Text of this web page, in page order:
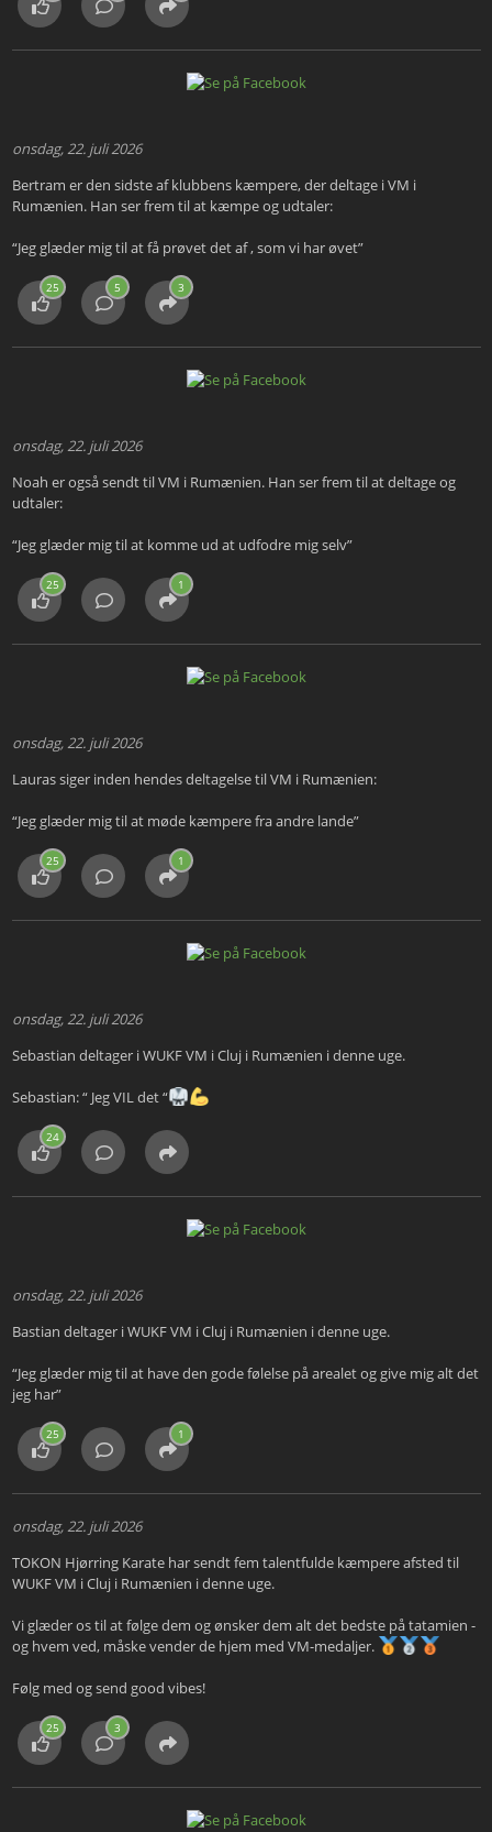
onsdag, 22. juli 2026
Bertram er den sidste af klubbens kæmpere, der deltage i VM i
Rumænien. Han ser frem til at kæmpe og udtaler:
“Jeg glæder mig til at få prøvet det af , som vi har øvet”
25 5 3
onsdag, 22. juli 2026
Noah er også sendt til VM i Rumænien. Han ser frem til at deltage og
udtaler:
“Jeg glæder mig til at komme ud at udfodre mig selv”
25 1
onsdag, 22. juli 2026
Lauras siger inden hendes deltagelse til VM i Rumænien:
“Jeg glæder mig til at møde kæmpere fra andre lande”
25 1
onsdag, 22. juli 2026
Sebastian deltager i WUKF VM i Cluj i Rumænien i denne uge.
Sebastian: “ Jeg VIL det “
24
onsdag, 22. juli 2026
Bastian deltager i WUKF VM i Cluj i Rumænien i denne uge.
“Jeg glæder mig til at have den gode følelse på arealet og give mig alt det
jeg har”
25 1
onsdag, 22. juli 2026
TOKON Hjørring Karate har sendt fem talentfulde kæmpere afsted til
WUKF VM i Cluj i Rumænien i denne uge.
Vi glæder os til at følge dem og ønsker dem alt det bedste på tatamien -
og hvem ved, måske vender de hjem med VM-medaljer.
Følg med og send good vibes!
25 3